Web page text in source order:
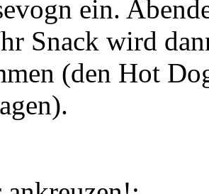
ein.
Snack wird
(den Hot